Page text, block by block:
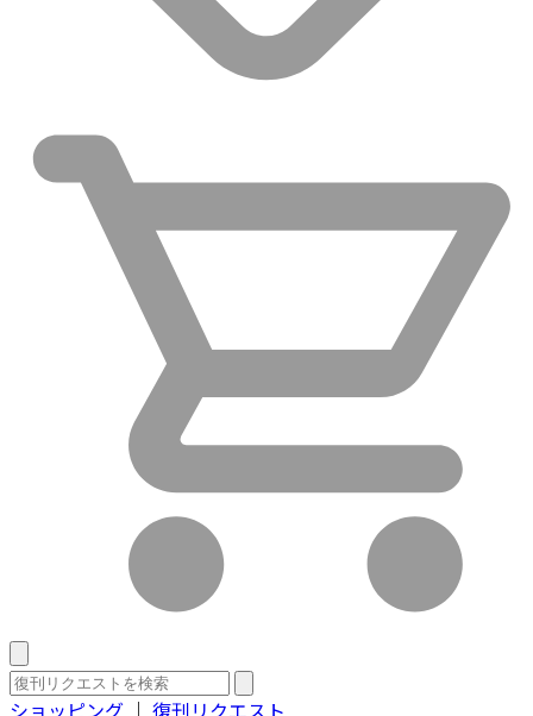
ショッピング ｜ 復刊リクエスト